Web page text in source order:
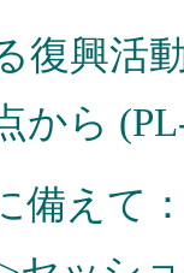
復興活
から
備えて